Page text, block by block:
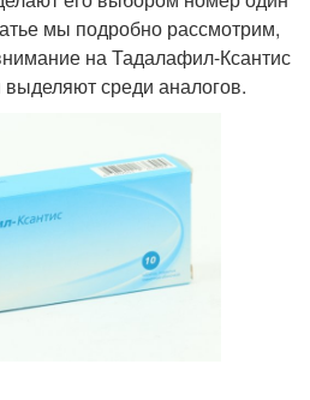
мы подробно рассмотрим,
на Тадалафил-Ксантис
выделяют среди аналогов.